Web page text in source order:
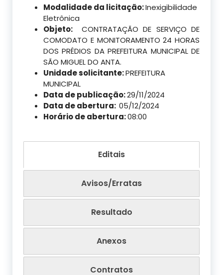
Modalidade da licitação:Inexigibilidade
Eletrônica
Objeto:
CONTRATAÇÃO DE SERVIÇO DE
COMODATO E MONITORAMENTO 24 HORAS
DOS PRÉDIOS DA PREFEITURA MUNICIPAL DE
SÃO MIGUEL DO ANTA.
Unidade solicitante:PREFEITURA
MUNICIPAL
Data de publicação:29/11/2024
Data de abertura: 05/12/2024
Horário de abertura:08:00
Editais
Avisos/Erratas
Resultado
Anexos
Contratos